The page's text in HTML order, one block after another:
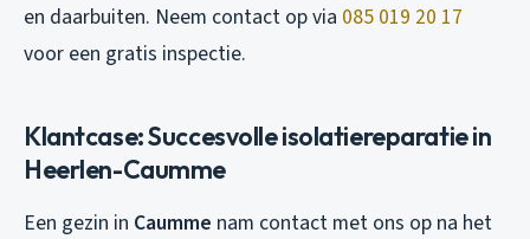
en daarbuiten. Neem contact op via 085 019 20 17
voor een gratis inspectie.
Klantcase: Succesvolle isolatiereparatie in
Heerlen-Caumme
Een gezin in Caumme nam contact met ons op na het